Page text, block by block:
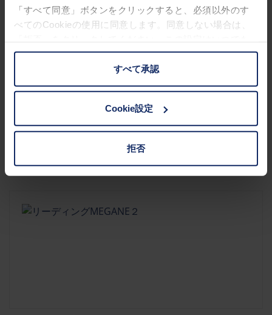
「すべて同意」ボタンをクリックすると、必須以外のす
べてのCookieの使用に同意します。同意しない場合は、
変更することができます。
お客様の権利に関する詳細は、プライバシーポリシー|
すべて承認
Cookie設定
拒否
リーディングMEGANE２